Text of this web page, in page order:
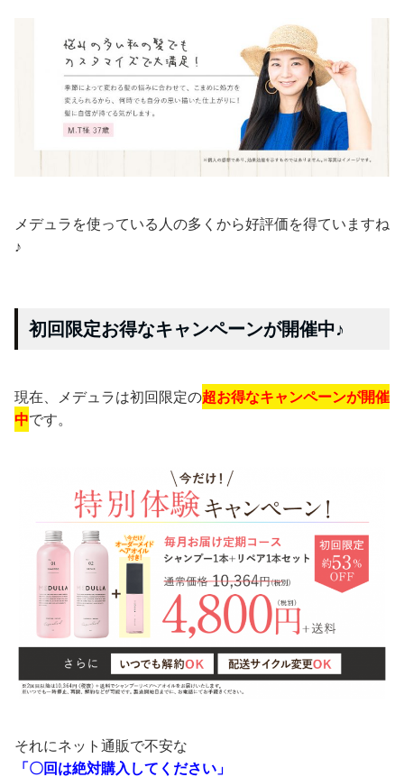
メデュラを使っている人の多くから好評価を得ていますね
♪
初回限定お得なキャンペーンが開催中♪
現在、メデュラは初回限定の超お得なキャンペーンが開催
中です。
それにネット通販で不安な
「〇回は絶対購入してください」